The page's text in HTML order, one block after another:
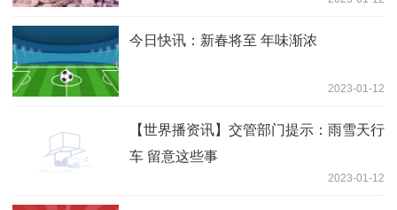
今日快讯：新春将至 年味渐浓
2023-01-12
【世界播资讯】交管部门提示：雨雪天行
车 留意这些事
2023-01-12